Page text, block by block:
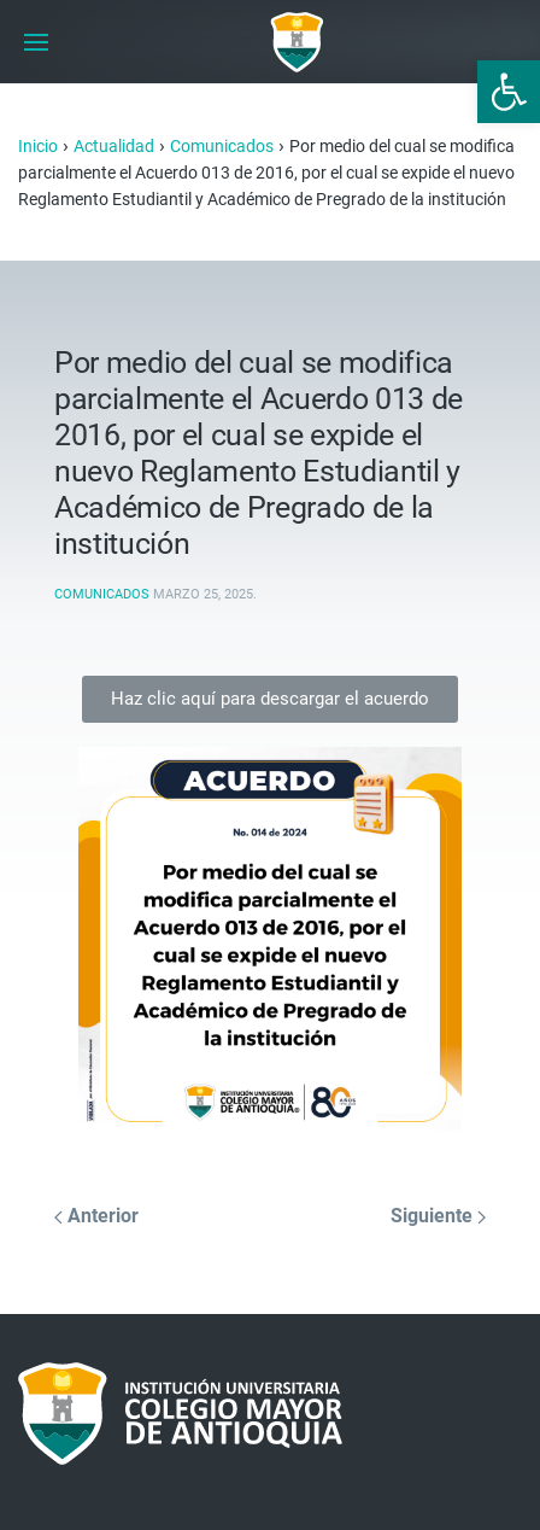
Abrir
Inicio › Actualidad › Comunicados › Por medio del cual se modifica
parcialmente el Acuerdo 013 de 2016, por el cual se expide el nuevo
Reglamento Estudiantil y Académico de Pregrado de la institución
Por medio del cual se modifica
parcialmente el Acuerdo 013 de
2016, por el cual se expide el
nuevo Reglamento Estudiantil y
Académico de Pregrado de la
institución
COMUNICADOS MARZO 25, 2025.
Haz clic aquí para descargar el acuerdo
Anterior Siguiente